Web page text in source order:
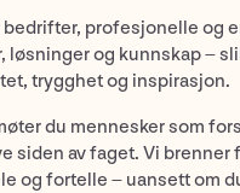
profesjonelle og
løsninger og kunnskap –
trygghet og inspirasjon.
du mennesker som
siden av faget. Vi brenner
og fortelle – uansett om